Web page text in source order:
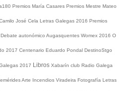
Premios María Casares Premios Mestre Mateo
José Cela Letras Galegas 2016 Premios
Debate autonómico Augasquentes Womex 2016 O
2017 Centenario Eduardo Pondal DestinoStgo
2017 Libros Xabarín club Radio Galega
Arte Incendios Viradeira Fotografía Letras